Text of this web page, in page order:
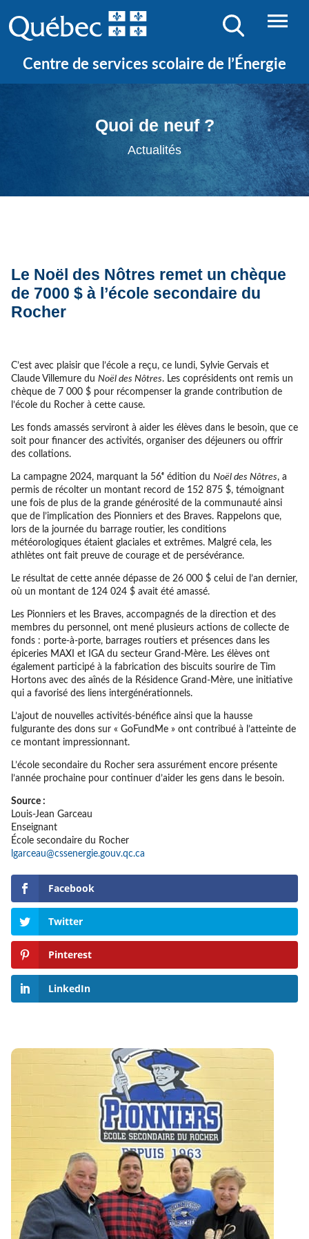
Centre de services scolaire de l’Énergie
Quoi de neuf ?
Actualités
Le Noël des Nôtres remet un chèque
de 7000 $ à l’école secondaire du
Rocher
C’est avec plaisir que l’école a reçu, ce lundi, Sylvie Gervais et
Claude Villemure du Noël des Nôtres. Les coprésidents ont remis un
chèque de 7 000 $ pour récompenser la grande contribution de
l’école du Rocher à cette cause.
Les fonds amassés serviront à aider les élèves dans le besoin, que ce
soit pour financer des activités, organiser des déjeuners ou offrir
des collations.
La campagne 2024, marquant la 56ᵉ édition du Noël des Nôtres, a
permis de récolter un montant record de 152 875 $, témoignant
une fois de plus de la grande générosité de la communauté ainsi
que de l’implication des Pionniers et des Braves. Rappelons que,
lors de la journée du barrage routier, les conditions
météorologiques étaient glaciales et extrêmes. Malgré cela, les
athlètes ont fait preuve de courage et de persévérance.
Le résultat de cette année dépasse de 26 000 $ celui de l’an dernier,
où un montant de 124 024 $ avait été amassé.
Les Pionniers et les Braves, accompagnés de la direction et des
membres du personnel, ont mené plusieurs actions de collecte de
fonds : porte-à-porte, barrages routiers et présences dans les
épiceries MAXI et IGA du secteur Grand-Mère. Les élèves ont
également participé à la fabrication des biscuits sourire de Tim
Hortons avec des aînés de la Résidence Grand-Mère, une initiative
qui a favorisé des liens intergénérationnels.
L’ajout de nouvelles activités-bénéfice ainsi que la hausse
fulgurante des dons sur « GoFundMe » ont contribué à l’atteinte de
ce montant impressionnant.
L’école secondaire du Rocher sera assurément encore présente
l’année prochaine pour continuer d’aider les gens dans le besoin.
Source :
Louis-Jean Garceau
Enseignant
École secondaire du Rocher
lgarceau@cssenergie.gouv.qc.ca
Facebook
Twitter
Pinterest
LinkedIn